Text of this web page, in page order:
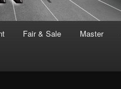
Fair & Sale Master